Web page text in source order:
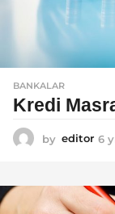
BANKALAR
Kredi
by editor 6